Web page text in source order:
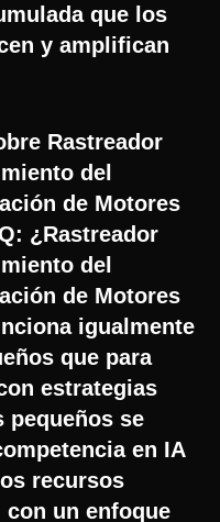
que los
y amplifican
Rastreador
del
de Motores
¿Rastreador
del
de Motores
igualmente
que para
estrategias
pequeños se
en IA
recursos
con un enfoque